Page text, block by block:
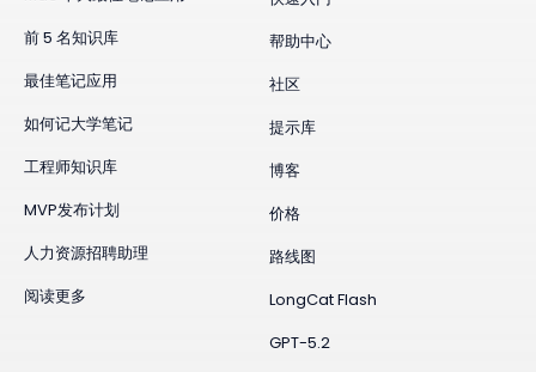
前 5 名知识库
最佳笔记应用
如何记大学笔记
工程师知识库
MVP发布计划
人力资源招聘助理
阅读更多
帮助中心
社区
提示库
博客
价格
路线图
LongCat Flash
GPT-5.2